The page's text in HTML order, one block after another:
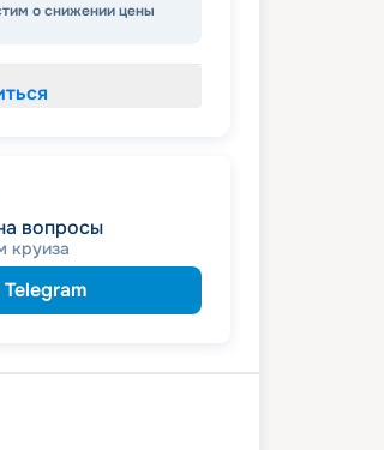
о снижении цены
вопросы
круиза